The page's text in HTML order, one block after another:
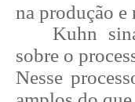
na produção
Kuhn
sobre o
Nesse